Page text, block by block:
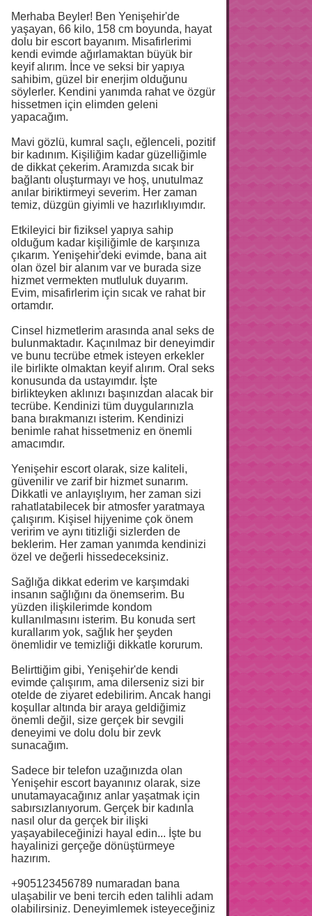
Merhaba Beyler! Ben Yenişehir'de
yaşayan, 66 kilo, 158 cm boyunda, hayat
dolu bir escort bayanım. Misafirlerimi
kendi evimde ağırlamaktan büyük bir
keyif alırım. İnce ve seksi bir yapıya
sahibim, güzel bir enerjim olduğunu
söylerler. Kendini yanımda rahat ve özgür
hissetmen için elimden geleni
yapacağım.
Mavi gözlü, kumral saçlı, eğlenceli, pozitif
bir kadınım. Kişiliğim kadar güzelliğimle
de dikkat çekerim. Aramızda sıcak bir
bağlantı oluşturmayı ve hoş, unutulmaz
anılar biriktirmeyi severim. Her zaman
temiz, düzgün giyimli ve hazırlıklıyımdır.
Etkileyici bir fiziksel yapıya sahip
olduğum kadar kişiliğimle de karşınıza
çıkarım. Yenişehir'deki evimde, bana ait
olan özel bir alanım var ve burada size
hizmet vermekten mutluluk duyarım.
Evim, misafirlerim için sıcak ve rahat bir
ortamdır.
Cinsel hizmetlerim arasında anal seks de
bulunmaktadır. Kaçınılmaz bir deneyimdir
ve bunu tecrübe etmek isteyen erkekler
ile birlikte olmaktan keyif alırım. Oral seks
konusunda da ustayımdır. İşte
birlikteyken aklınızı başınızdan alacak bir
tecrübe. Kendinizi tüm duygularınızla
bana bırakmanızı isterim. Kendinizi
benimle rahat hissetmeniz en önemli
amacımdır.
Yenişehir escort olarak, size kaliteli,
güvenilir ve zarif bir hizmet sunarım.
Dikkatli ve anlayışlıyım, her zaman sizi
rahatlatabilecek bir atmosfer yaratmaya
çalışırım. Kişisel hijyenime çok önem
veririm ve aynı titizliği sizlerden de
beklerim. Her zaman yanımda kendinizi
özel ve değerli hissedeceksiniz.
Sağlığa dikkat ederim ve karşımdaki
insanın sağlığını da önemserim. Bu
yüzden ilişkilerimde kondom
kullanılmasını isterim. Bu konuda sert
kurallarım yok, sağlık her şeyden
önemlidir ve temizliği dikkatle korurum.
Belirttiğim gibi, Yenişehir'de kendi
evimde çalışırım, ama dilerseniz sizi bir
otelde de ziyaret edebilirim. Ancak hangi
koşullar altında bir araya geldiğimiz
önemli değil, size gerçek bir sevgili
deneyimi ve dolu dolu bir zevk
sunacağım.
Sadece bir telefon uzağınızda olan
Yenişehir escort bayanınız olarak, size
unutamayacağınız anlar yaşatmak için
sabırsızlanıyorum. Gerçek bir kadınla
nasıl olur da gerçek bir ilişki
yaşayabileceğinizi hayal edin... İşte bu
hayalinizi gerçeğe dönüştürmeye
hazırım.
+905123456789 numaradan bana
ulaşabilir ve beni tercih eden talihli adam
olabilirsiniz. Deneyimlemek isteyeceğiniz